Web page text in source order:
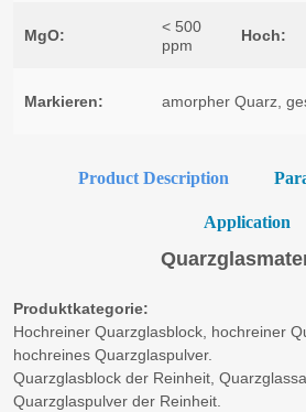
Product Description
Application
Produktkategorie:
Hochreiner Quarzglasblock, hochreiner
hochreines Quarzglaspulver.
Quarzglasblock der Reinheit,
Quarzglaspulver der Reinheit.